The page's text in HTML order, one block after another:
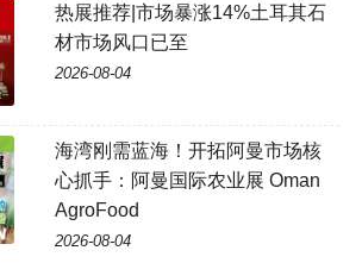
热展推荐|市场暴涨14%土耳其石
材市场风口已至
2026-08-04
海湾刚需蓝海！开拓阿曼市场核
心抓手：阿曼国际农业展 Oman
AgroFood
2026-08-04